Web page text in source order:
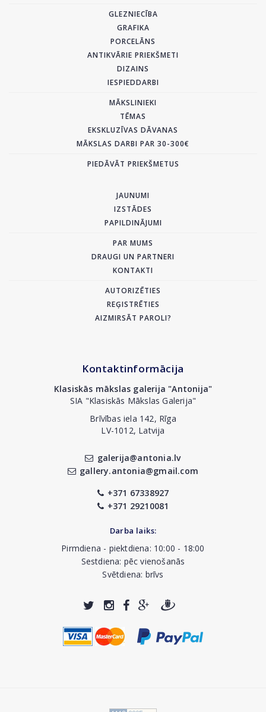
GLEZNIECĪBA
GRAFIKA
PORCELĀNS
ANTIKVĀRIE PRIEKŠMETI
DIZAINS
IESPIEDDARBI
MĀKSLINIEKI
TĒMAS
EKSKLUZĪVAS DĀVANAS
MĀKSLAS DARBI PAR 30-300€
PIEDĀVĀT PRIEKŠMETUS
JAUNUMI
IZSTĀDES
PAPILDINĀJUMI
PAR MUMS
DRAUGI UN PARTNERI
KONTAKTI
AUTORIZĒTIES
REĢISTRĒTIES
AIZMIRSĀT PAROLI?
Kontaktinformācija
Klasiskās mākslas galerija "Antonija"
SIA "Klasiskās Mākslas Galerija"
Brīvības iela 142, Rīga
LV-1012, Latvija
galerija@antonia.lv
gallery.antonia@gmail.com
+371 67338927
+371 29210081
Darba laiks:
Pirmdiena - piektdiena: 10:00 - 18:00
Sestdiena: pēc vienošanās
Svētdiena: brīvs